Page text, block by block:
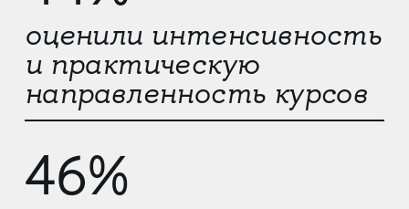
оценили интенсивность
и практическую
направленность курсов
46%